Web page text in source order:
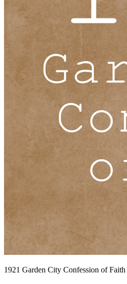
1921 Garden City Confession of Faith